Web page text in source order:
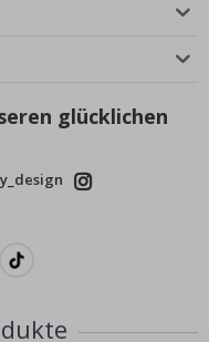
glücklichen